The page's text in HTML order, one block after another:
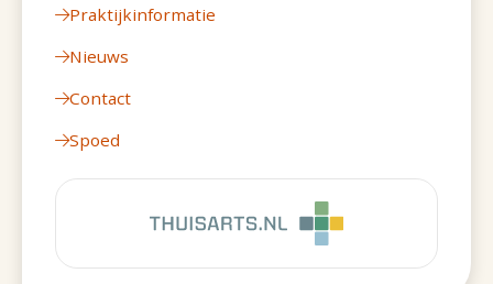
Praktijkinformatie
Nieuws
Contact
Spoed